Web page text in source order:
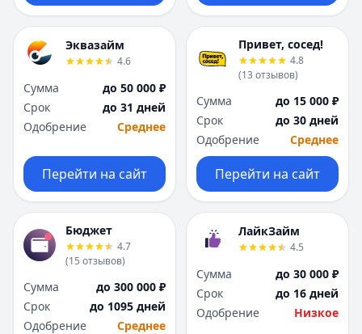
Эквазайм
4.6
Сумма
до 50 000 ₽
Срок
до 31 дней
Одобрение
Среднее
Перейти на сайт
Привет, сосед!
4.8
(13 отзывов)
Сумма
до 15 000 ₽
Срок
до 30 дней
Одобрение
Среднее
Перейти на сайт
Бюджет
4.7
(15 отзывов)
Сумма
до 300 000 ₽
Срок
до 1095 дней
Одобрение
Среднее
ЛайкЗайм
4.5
Сумма
до 30 000 ₽
Срок
до 16 дней
Одобрение
Низкое